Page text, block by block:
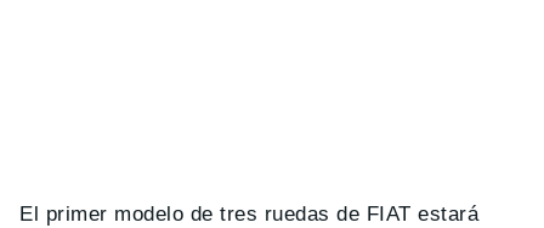
El primer modelo de tres ruedas de FIAT estará